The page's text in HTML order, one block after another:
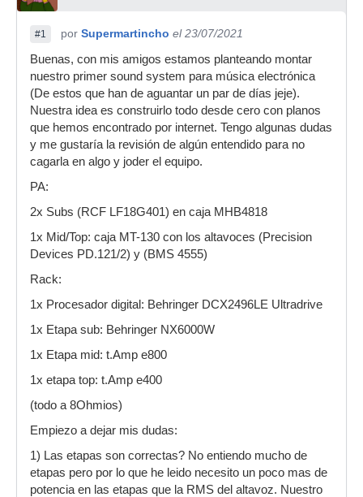
#1 por Supermartincho el 23/07/2021
Buenas, con mis amigos estamos planteando montar
nuestro primer sound system para música electrónica
(De estos que han de aguantar un par de días jeje).
Nuestra idea es construirlo todo desde cero con planos
que hemos encontrado por internet. Tengo algunas dudas
y me gustaría la revisión de algún entendido para no
cagarla en algo y joder el equipo.
PA:
2x Subs (RCF LF18G401) en caja MHB4818
1x Mid/Top: caja MT-130 con los altavoces (Precision
Devices PD.121/2) y (BMS 4555)
Rack:
1x Procesador digital: Behringer DCX2496LE Ultradrive
1x Etapa sub: Behringer NX6000W
1x Etapa mid: t.Amp e800
1x etapa top: t.Amp e400
(todo a 8Ohmios)
Empiezo a dejar mis dudas:
1) Las etapas son correctas? No entiendo mucho de
etapas pero por lo que he leido necesito un poco mas de
potencia en las etapas que la RMS del altavoz. Nuestro